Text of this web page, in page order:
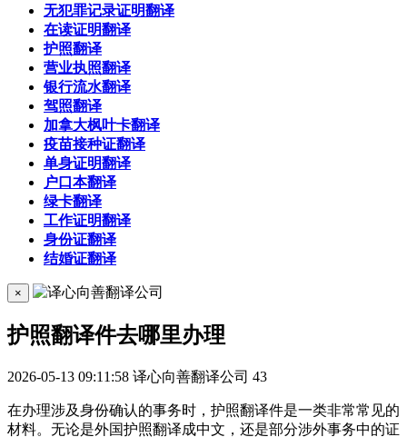
无犯罪记录证明翻译
在读证明翻译
护照翻译
营业执照翻译
银行流水翻译
驾照翻译
加拿大枫叶卡翻译
疫苗接种证翻译
单身证明翻译
户口本翻译
绿卡翻译
工作证明翻译
身份证翻译
结婚证翻译
×
护照翻译件去哪里办理
2026-05-13 09:11:58 译心向善翻译公司 43
在办理涉及身份确认的事务时，护照翻译件是一类非常常见的
材料。无论是外国护照翻译成中文，还是部分涉外事务中的证